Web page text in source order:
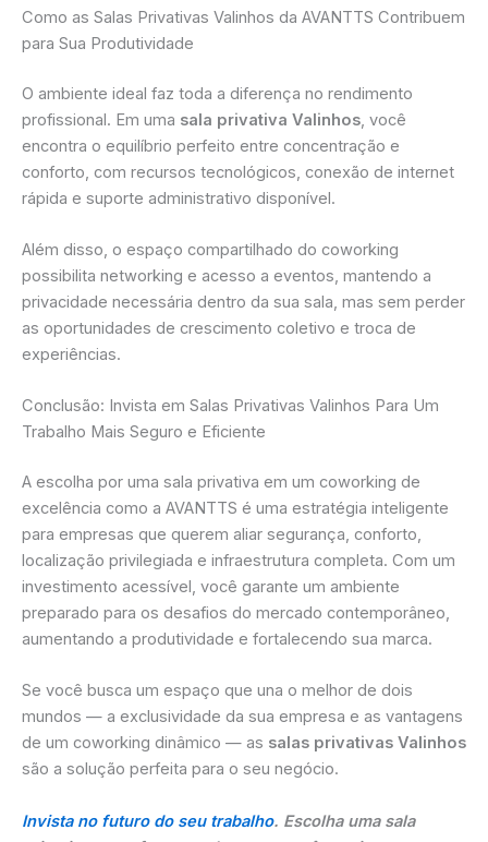
Como as Salas Privativas Valinhos da AVANTTS Contribuem
para Sua Produtividade
O ambiente ideal faz toda a diferença no rendimento
profissional. Em uma sala privativa Valinhos , você
encontra o equilíbrio perfeito entre concentração e
conforto, com recursos tecnológicos, conexão de internet
rápida e suporte administrativo disponível.
Além disso, o espaço compartilhado do coworking
possibilita networking e acesso a eventos, mantendo a
privacidade necessária dentro da sua sala, mas sem perder
as oportunidades de crescimento coletivo e troca de
experiências.
Conclusão: Invista em Salas Privativas Valinhos Para Um
Trabalho Mais Seguro e Eficiente
A escolha por uma sala privativa em um coworking de
excelência como a AVANTTS é uma estratégia inteligente
para empresas que querem aliar segurança, conforto,
localização privilegiada e infraestrutura completa. Com um
investimento acessível, você garante um ambiente
preparado para os desafios do mercado contemporâneo,
aumentando a produtividade e fortalecendo sua marca.
Se você busca um espaço que una o melhor de dois
mundos — a exclusividade da sua empresa e as vantagens
de um coworking dinâmico — as salas privativas Valinhos
são a solução perfeita para o seu negócio.
Invista no futuro do seu trabalho. Escolha uma sala